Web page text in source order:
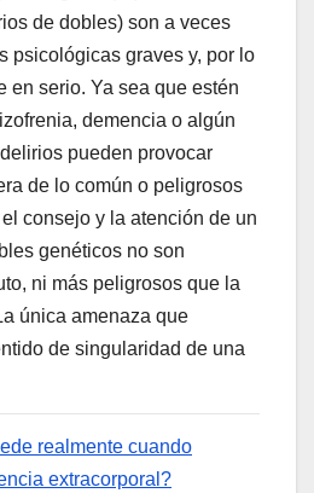
de dobles) son a veces
psicológicas graves y, por lo
en serio. Ya sea que estén
demencia o algún
pueden provocar
de lo común o peligrosos
consejo y la atención de un
genéticos no son
ni más peligrosos que la
única amenaza que
de singularidad de una
realmente cuando
extracorporal?